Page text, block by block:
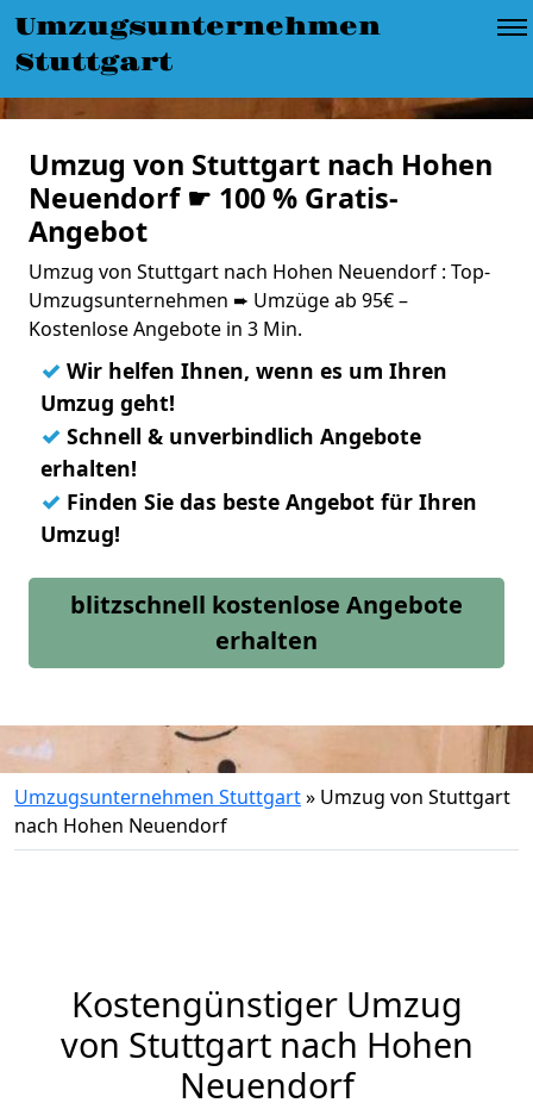
Umzugsunternehmen
Stuttgart
Umzug von Stuttgart nach Hohen
Neuendorf ☛ 100 % Gratis-
Angebot
Umzug von Stuttgart nach Hohen Neuendorf : Top-
Umzugsunternehmen ➨ Umzüge ab 95€ –
Kostenlose Angebote in 3 Min.
✓ Wir helfen Ihnen, wenn es um Ihren
Umzug geht!
✓ Schnell & unverbindlich Angebote
erhalten!
✓ Finden Sie das beste Angebot für Ihren
Umzug!
blitzschnell kostenlose Angebote
erhalten
Umzugsunternehmen Stuttgart» Umzug von Stuttgart
nach Hohen Neuendorf
Kostengünstiger Umzug
von Stuttgart nach Hohen
Neuendorf